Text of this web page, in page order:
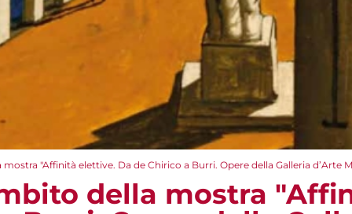
"Affinità elettive. Da de Chirico a Burri. Opere della Galleria d’Arte
della mostra